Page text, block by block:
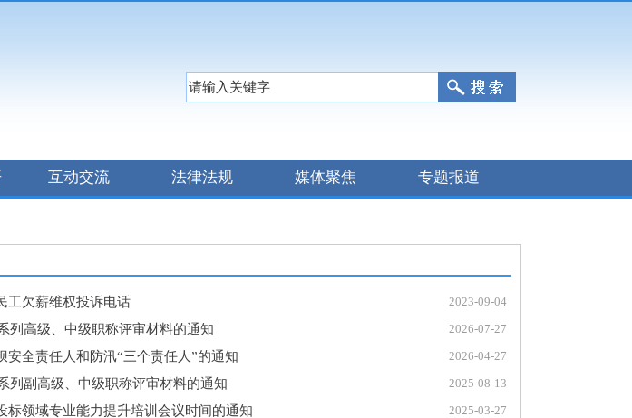
互动交流 法律法规 媒体聚焦 专题报道
工欠薪维权投诉电话 2023-09-04
列高级、中级职称评审材料的通知 2026-07-27
安全责任人和防汛“三个责任人”的通知 2026-04-27
列副高级、中级职称评审材料的通知 2025-08-13
标领域专业能力提升培训会议时间的通知 2025-03-27